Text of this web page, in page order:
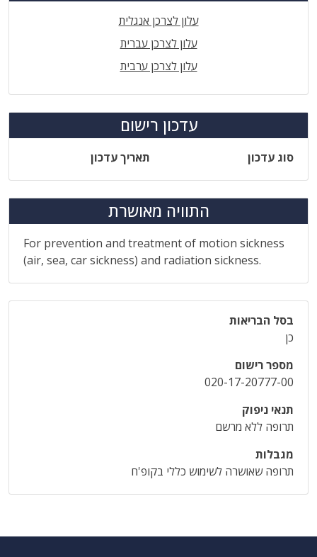
עלון לצרכן אנגלית
עלון לצרכן עברית
עלון לצרכן ערבית
עדכון רישום
סוג עדכון תאריך עדכון
התוויה מאושרת
For prevention and treatment of motion sickness
(air, sea, car sickness) and radiation sickness.
בסל הבריאות
כן
מספר רישום
020-17-20777-00
תנאי ניפוק
תרופה ללא מרשם
מגבלות
תרופה שאושרה לשימוש כללי בקופ'ח